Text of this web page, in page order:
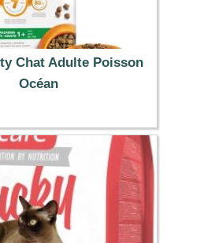
Chat Adulte Poisson
Océan
30.99 €